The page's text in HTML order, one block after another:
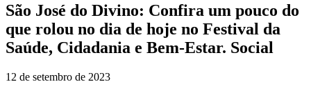
São José do Divino: Confira um pouco do
que rolou no dia de hoje no Festival da
Saúde, Cidadania e Bem-Estar. Social
12 de setembro de 2023